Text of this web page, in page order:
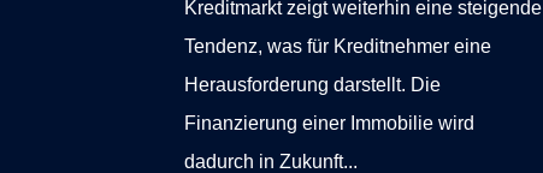
Kreditmarkt zeigt weiterhin eine steigende
Tendenz, was für Kreditnehmer eine
Herausforderung darstellt. Die
Finanzierung einer Immobilie wird
dadurch in Zukunft...